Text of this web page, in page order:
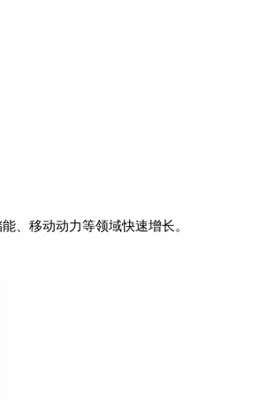
、移动动力等领域快速增长。